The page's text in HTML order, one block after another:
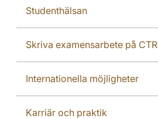
Studenthälsan
Skriva examensarbete på CTR
Internationella möjligheter
Karriär och praktik